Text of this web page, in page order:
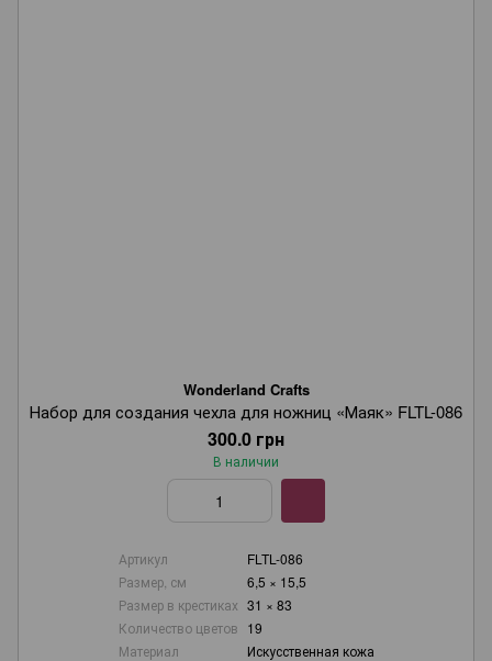
Wonderland Crafts
Набор для создания чехла для ножниц «Маяк» FLTL-086
300.0 грн
В наличии
Артикул
FLTL-086
Размер, см
6,5 × 15,5
Размер в крестиках 31 × 83
Количество цветов 19
Материал
Искусственная кожа